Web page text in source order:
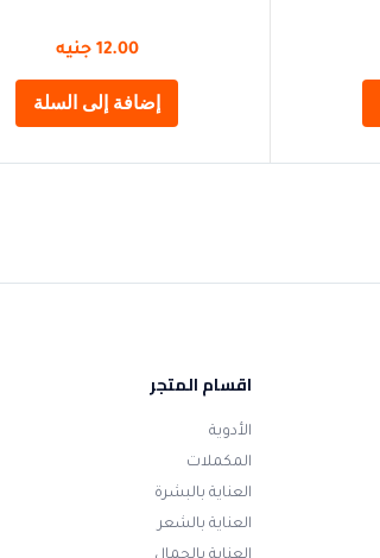
12.00 جنيه
إضافة إلى السلة
اقسام المتجر
الأدوية
المكملات
العناية بالبشرة
العناية بالشعر